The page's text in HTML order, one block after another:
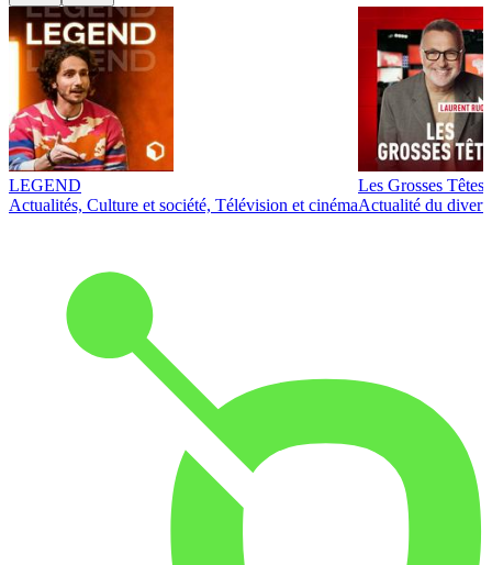
LEGEND
Actualités, Culture et société, Télévision et cinéma
Les Grosses Têtes
Actualité du